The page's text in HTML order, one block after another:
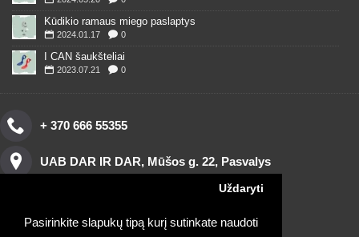
Pasirinkite slapukų tipą kurį sutinkate naudoti
Uždaryti
Kūdikio ramaus miego paslaptys
2024.01.17 0
I CAN šaukšteliai
2023.07.21 0
+ 370 666 55355
UAB DAR IR DAR, Mūšos g. 22, Pasvalys